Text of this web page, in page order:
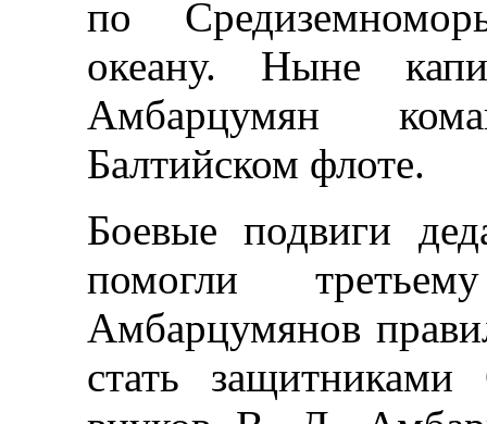
по
океану. Ныне
Амбарцумян
Балтийском флоте.
Боевые подвиги
помогли
Амбарцумянов
стать